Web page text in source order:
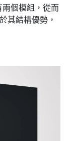
個模組，從而
其結構優勢，